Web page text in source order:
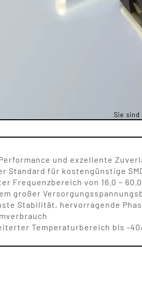
Sie sind
und exzellente
Standard für kostengünstige
Frequenzbereich von 16.0 ~ 60.0
großer
Stabilität, hervorragende
Temperaturbereich bis -